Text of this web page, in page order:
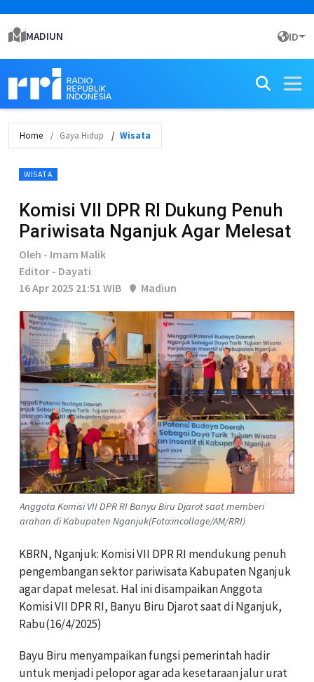
MADIUN ID
Home Gaya Hidup Wisata
WISATA
Komisi VII DPR RI Dukung Penuh
Pariwisata Nganjuk Agar Melesat
Oleh - Imam Malik
Editor - Dayati
16 Apr 2025 21:51 WIB
Madiun
Anggota Komisi VII DPR RI Banyu Biru Djarot saat memberi
arahan di Kabupaten Nganjuk(Foto:incollage/AM/RRI)
KBRN, Nganjuk: Komisi VII DPR RI mendukung penuh
pengembangan sektor pariwisata Kabupaten Nganjuk
agar dapat melesat. Hal ini disampaikan Anggota
Komisi VII DPR RI, Banyu Biru Djarot saat di Nganjuk,
Rabu(16/4/2025)
Bayu Biru menyampaikan fungsi pemerintah hadir
untuk menjadi pelopor agar ada kesetaraan jalur urat